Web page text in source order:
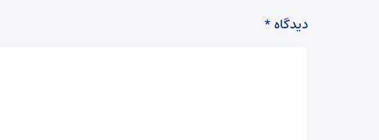
دیدگاه*